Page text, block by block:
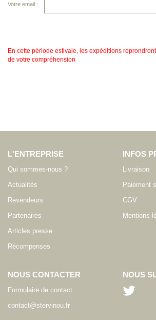
Votre email :
En cette période estivale, les expéditions
de votre compréhension
L'ENTREPRISE
Qui sommes-nous ?
Actualités
Revendeurs
Partenaires
Articles presse
Récompenses
INFOS
Livraison
Paiement
CGV
Mentions
NOUS CONTACTER
Formulaire de contact
contact@stervinou.fr
NOUS